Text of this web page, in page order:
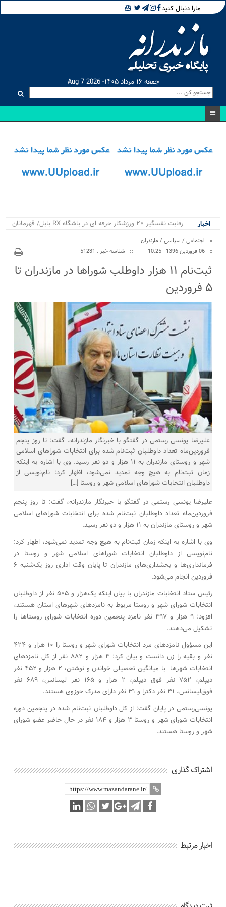
مارا دنبال کنید
جمعه ۱۶ مرداد ۱۴۰۵- Aug 7 2026
اخبار
۴ پر.
اجتماعی / سیاسی / مازندران
06 فروردین 1396 - 10:25
شناسه خبر : 51231
ثبت‌نام ۱۱ هزار داوطلب شوراها در مازندران تا
۵ فروردین
علیرضا یونسی‌ رستمی در گفتگو با خبرنگار مازندرانه، گفت: تا روز پنجم
فروردین‌ماه تعداد داوطلبان ثبت‌نام شده برای انتخابات شوراهای اسلامی
شهر و روستای مازندران به ۱۱ هزار و دو نفر رسید. وی با اشاره به اینکه
زمان ثبت‌نام به هیچ وجه تمدید نمی‌شود، اظهار کرد: نام‌نویسی از
داوطلبان انتخابات شوراهای اسلامی شهر و روستا […]
علیرضا یونسی‌ رستمی در گفتگو با خبرنگار مازندرانه، گفت: تا روز پنجم
فروردین‌ماه تعداد داوطلبان ثبت‌نام شده برای انتخابات شوراهای اسلامی
شهر و روستای مازندران به ۱۱ هزار و دو نفر رسید.
وی با اشاره به اینکه زمان ثبت‌نام به هیچ وجه تمدید نمی‌شود، اظهار کرد:
نام‌نویسی از داوطلبان انتخابات شوراهای اسلامی شهر و روستا در
فرمانداری‌ها و بخشداری‌های مازندران تا پایان وقت اداری روز یک‌شنبه ۶
فروردین انجام می‌شود.
رئیس ستاد انتخابات مازندران با بیان اینکه یک‌هزار و ۵۰۵ نفر از داوطلبان
انتخابات شورای شهر و روستا مربوط به نامزدهای شهرهای استان هستند،
افزود: ۹ هزار و ۴۹۷ نفر نامزد پنجمین دوره انتخابات شورای روستاها را
تشکیل می‌دهند.
این مسؤول نامزدهای مرد انتخابات شورای شهر و روستا را ۱۰ هزار و ۴۲۴
نفر و بقیه را زن دانست و بیان کرد: ۴ هزار و ۸۸۲ نفر از کل نامزدهای
انتخابات شهرها با میانگین تحصیلی خواندن و نوشتن، ۲ هزار و ۴۵۲ نفر
دیپلم، ۷۵۲ نفر فوق دیپلم، ۲ هزار و ۱۶۵ نفر لیسانس، ۶۸۹ نفر
فوق‌لیسانس، ۳۱ نفر دکترا و ۳۱ نفر دارای مدرک حوزوی هستند.
یونسی‌رستمی در پایان گفت: از کل داوطلبان ثبت‌نام شده در پنجمین دوره
انتخابات شورای شهر و روستا ۳ هزار و ۱۸۴ نفر در حال حاضر عضو شورای
شهر و روستا هستند.
اشتراک گذاری
اخبار مرتبط